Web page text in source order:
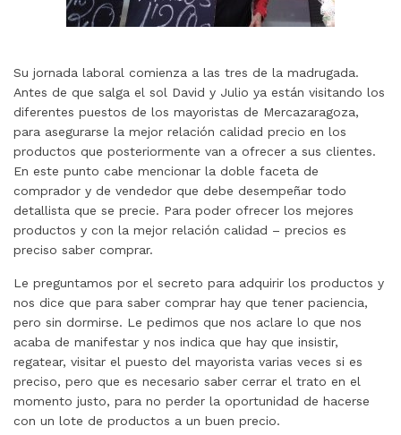
Su jornada laboral comienza a las tres de la madrugada.
Antes de que salga el sol David y Julio ya están visitando los
diferentes puestos de los mayoristas de Mercazaragoza,
para asegurarse la mejor relación calidad precio en los
productos que posteriormente van a ofrecer a sus clientes.
En este punto cabe mencionar la doble faceta de
comprador y de vendedor que debe desempeñar todo
detallista que se precie. Para poder ofrecer los mejores
productos y con la mejor relación calidad – precios es
preciso saber comprar.
Le preguntamos por el secreto para adquirir los productos y
nos dice que para saber comprar hay que tener paciencia,
pero sin dormirse. Le pedimos que nos aclare lo que nos
acaba de manifestar y nos indica que hay que insistir,
regatear, visitar el puesto del mayorista varias veces si es
preciso, pero que es necesario saber cerrar el trato en el
momento justo, para no perder la oportunidad de hacerse
con un lote de productos a un buen precio.